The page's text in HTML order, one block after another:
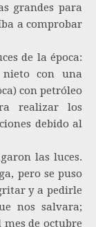
grandes para
a comprobar
de la época:
con una
con petróleo
realizar los
debido al
las luces.
pero se puso
y a pedirle
nos salvara;
de octubre